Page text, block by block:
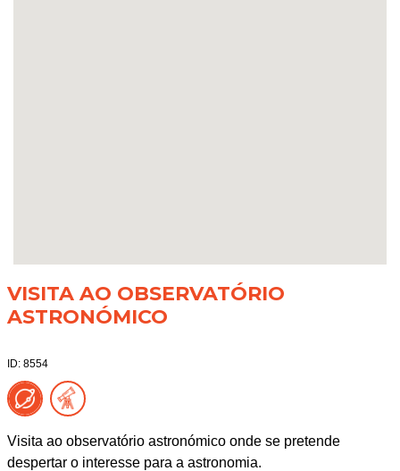
VISITA AO OBSERVATÓRIO
ASTRONÓMICO
ID: 8554
Visita ao observatório astronómico onde se pretende
despertar o interesse para a astronomia.